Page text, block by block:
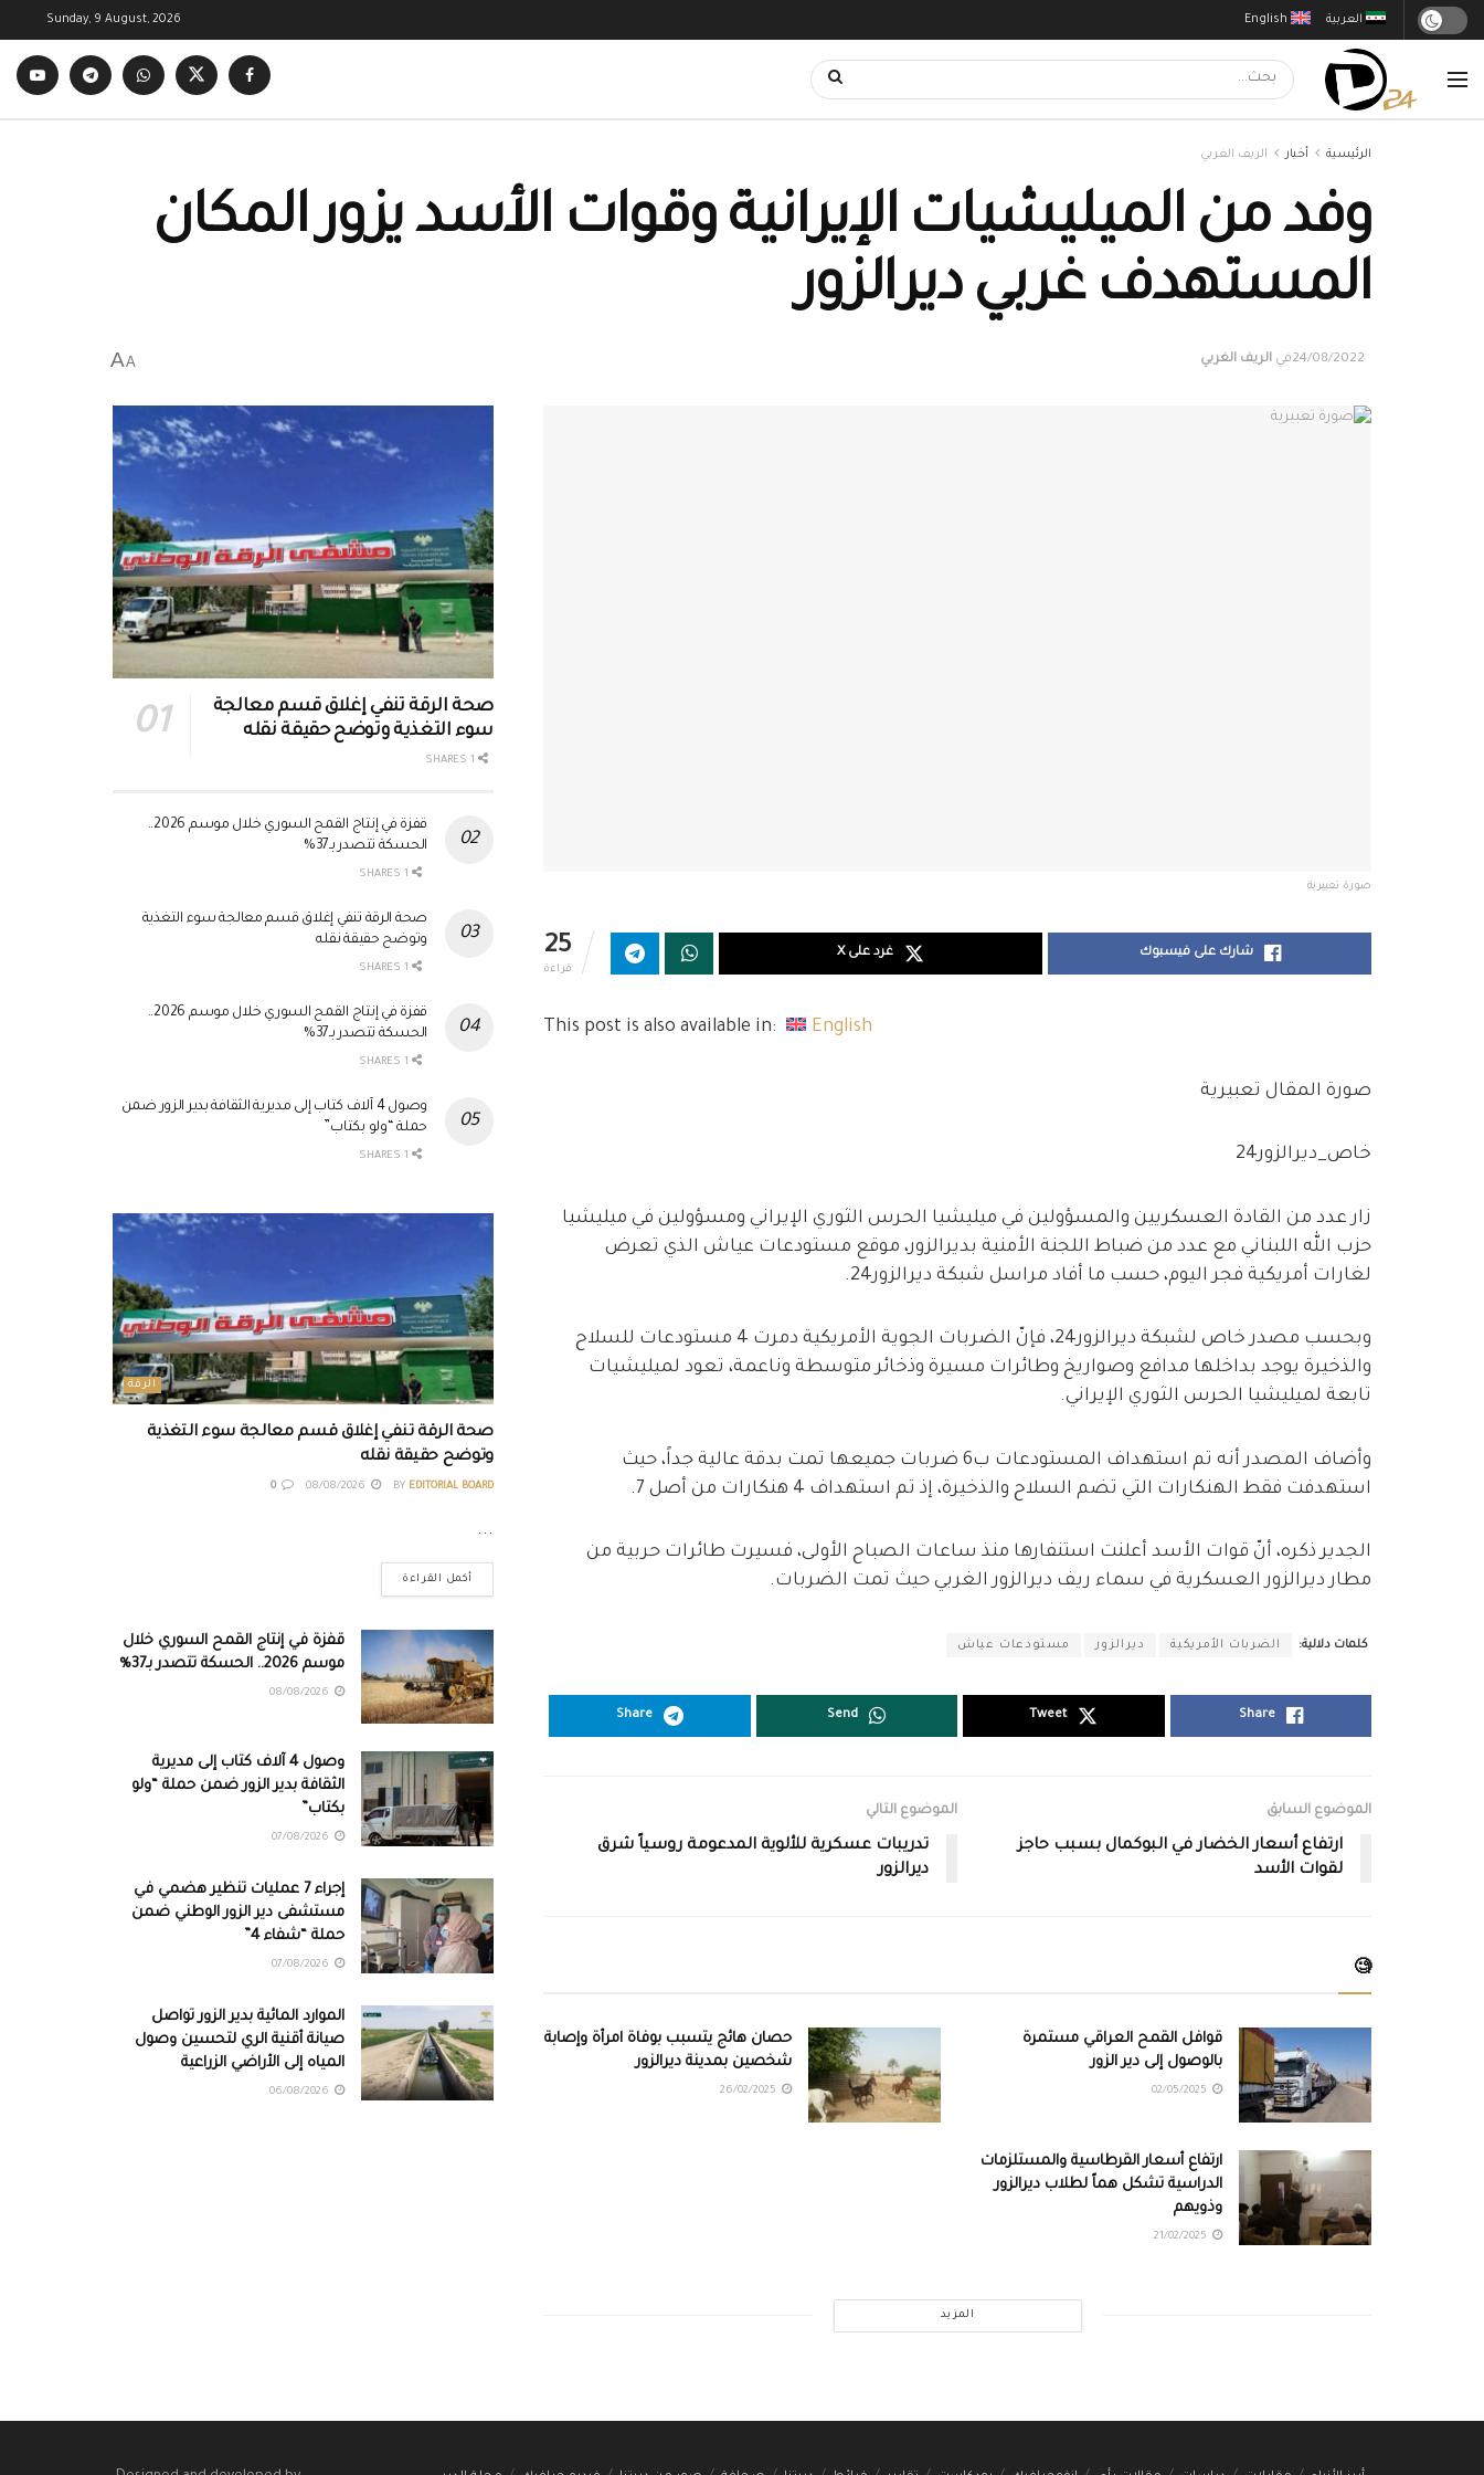
English العربية Sunday, 9 August, 2026
الرئيسية أخبار الريف الغربي
وفد من الميليشيات الإيرانية وقوات الأسد يزور المكان
المستهدف غربي ديرالزور
24/08/2022في الريف الغربي A
A
صورة تعبيرية
25
قراءة
شارك على فيسبوك غرد على X
This post is also available in: English
صورة المقال تعبيرية
خاص_ديرالزور24
زار عدد من القادة العسكريين والمسؤولين في ميليشيا الحرس الثوري الإيراني ومسؤولين في ميليشيا
حزب الله اللبناني مع عدد من ضباط اللجنة الأمنية بديرالزور، موقع مستودعات عياش الذي تعرض
لغارات أمريكية فجر اليوم، حسب ما أفاد مراسل شبكة ديرالزور24.
وبحسب مصدر خاص لشبكة ديرالزور24، فإنّ الضربات الجوية الأمريكية دمرت 4 مستودعات للسلاح
والذخيرة يوجد بداخلها مدافع وصواريخ وطائرات مسيرة وذخائر متوسطة وناعمة، تعود لميليشيات
تابعة لميليشيا الحرس الثوري الإيراني.
وأضاف المصدر أنه تم استهداف المستودعات ب6 ضربات جميعها تمت بدقة عالية جداً، حيث
استهدفت فقط الهنكارات التي تضم السلاح والذخيرة، إذ تم استهداف 4 هنكارات من أصل 7.
الجدير ذكره، أنّ قوات الأسد أعلنت استنفارها منذ ساعات الصباح الأولى، فسيرت طائرات حربية من
مطار ديرالزور العسكرية في سماء ريف ديرالزور الغربي حيث تمت الضربات.
كلمات دلالية: الضربات الأمريكية ديرالزور مستودعات عياش
Share
Tweet
Send
Share
الموضوع السابق
ارتفاع أسعار الخضار في البوكمال بسبب حاجز
لقوات الأسد
الموضوع التالي
تدريبات عسكرية للألوية المدعومة روسياً شرق
ديرالزور
🧐
قوافل القمح العراقي مستمرة
بالوصول إلى دير الزور
حصان هائج يتسبب بوفاة امرأة وإصابة
شخصين بمدينة ديرالزور
ارتفاع أسعار القرطاسية والمستلزمات
الدراسية تشكل هماً لطلاب ديرالزور
وذويهم
المزيد
صحة الرقة تنفي إغلاق قسم معالجة
سوء التغذية وتوضح حقيقة نقله
قفزة في إنتاج القمح السوري خلال موسم 2026..
الحسكة تتصدر بـ37%
صحة الرقة تنفي إغلاق قسم معالجة سوء التغذية
وتوضح حقيقة نقله
قفزة في إنتاج القمح السوري خلال موسم 2026..
الحسكة تتصدر بـ37%
وصول 4 آلاف كتاب إلى مديرية الثقافة بدير الزور ضمن
حملة “ولو بكتاب”
الرقة
صحة الرقة تنفي إغلاق قسم معالجة سوء التغذية
وتوضح حقيقة نقله
BY EDITORIAL BOARD
0
...
أكمل القراءة
قفزة في إنتاج القمح السوري خلال
موسم 2026.. الحسكة تتصدر بـ37%
وصول 4 آلاف كتاب إلى مديرية
الثقافة بدير الزور ضمن حملة “ولو
بكتاب”
إجراء 7 عمليات تنظير هضمي في
مستشفى دير الزور الوطني ضمن
حملة “شفاء 4”
الموارد المائية بدير الزور تواصل
صيانة أقنية الري لتحسين وصول
المياه إلى الأراضي الزراعية